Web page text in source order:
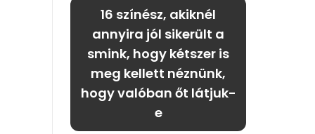
16 színész, akiknél
annyira jól sikerült a
smink, hogy kétszer is
meg kellett néznünk,
hogy valóban őt látjuk-
e